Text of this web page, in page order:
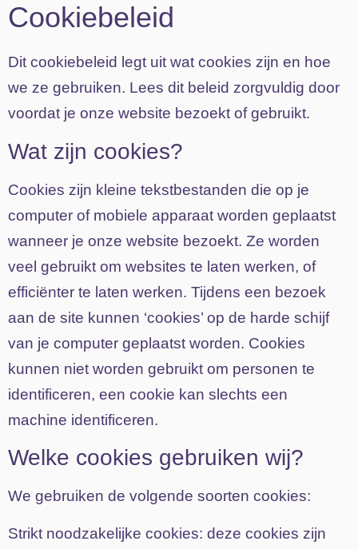
Cookiebeleid
Dit cookiebeleid legt uit wat cookies zijn en hoe
we ze gebruiken. Lees dit beleid zorgvuldig door
voordat je onze website bezoekt of gebruikt.
Wat zijn cookies?
Cookies zijn kleine tekstbestanden die op je
computer of mobiele apparaat worden geplaatst
wanneer je onze website bezoekt. Ze worden
veel gebruikt om websites te laten werken, of
efficiënter te laten werken. Tijdens een bezoek
aan de site kunnen ‘cookies’ op de harde schijf
van je computer geplaatst worden. Cookies
kunnen niet worden gebruikt om personen te
identificeren, een cookie kan slechts een
machine identificeren.
Welke cookies gebruiken wij?
We gebruiken de volgende soorten cookies:
Strikt noodzakelijke cookies: deze cookies zijn